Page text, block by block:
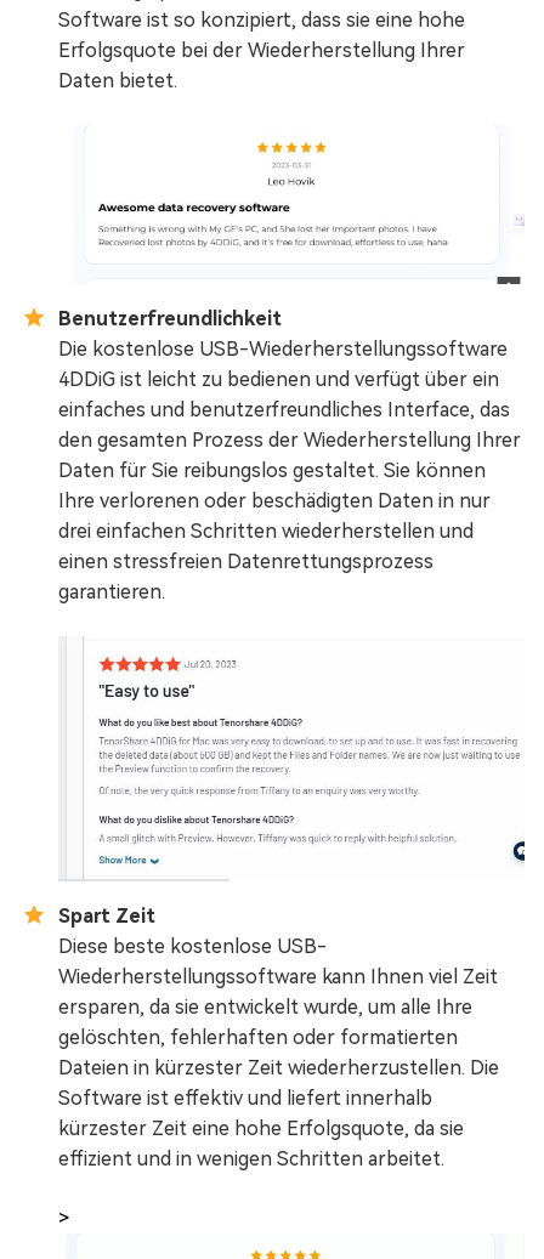
Software ist so konzipiert, dass sie eine hohe
Erfolgsquote bei der Wiederherstellung Ihrer
Daten bietet.
Benutzerfreundlichkeit
Die kostenlose USB-Wiederherstellungssoftware
4DDiG ist leicht zu bedienen und verfügt über ein
einfaches und benutzerfreundliches Interface, das
den gesamten Prozess der Wiederherstellung Ihrer
Daten für Sie reibungslos gestaltet. Sie können
Ihre verlorenen oder beschädigten Daten in nur
drei einfachen Schritten wiederherstellen und
einen stressfreien Datenrettungsprozess
garantieren.
Spart Zeit
Diese beste kostenlose USB-
Wiederherstellungssoftware kann Ihnen viel Zeit
ersparen, da sie entwickelt wurde, um alle Ihre
gelöschten, fehlerhaften oder formatierten
Dateien in kürzester Zeit wiederherzustellen. Die
Software ist effektiv und liefert innerhalb
kürzester Zeit eine hohe Erfolgsquote, da sie
effizient und in wenigen Schritten arbeitet.
>